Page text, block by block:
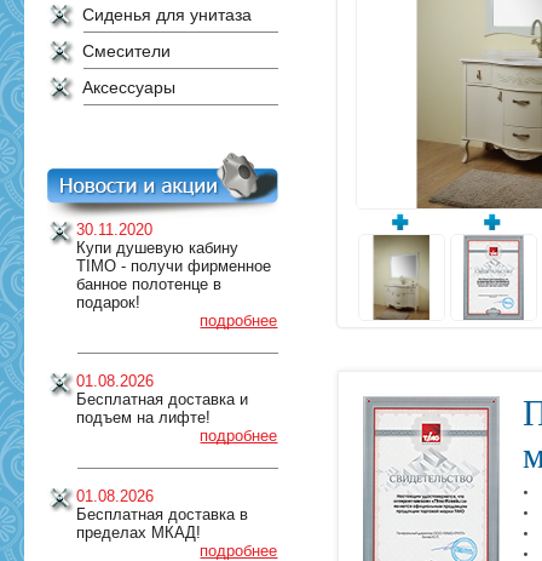
Сиденья для унитаза
Смесители
Аксессуары
30.11.2020
Купи душевую кабину
TIMO - получи фирменное
банное полотенце в
подарок!
подробнее
01.08.2026
Бесплатная доставка и
подъем на лифте!
подробнее
01.08.2026
Бесплатная доставка в
пределах МКАД!
подробнее